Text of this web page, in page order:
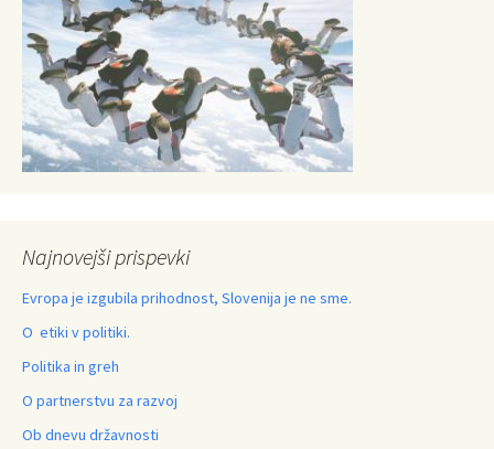
Najnovejši prispevki
Evropa je izgubila prihodnost, Slovenija je ne sme.
O etiki v politiki.
Politika in greh
O partnerstvu za razvoj
Ob dnevu državnosti